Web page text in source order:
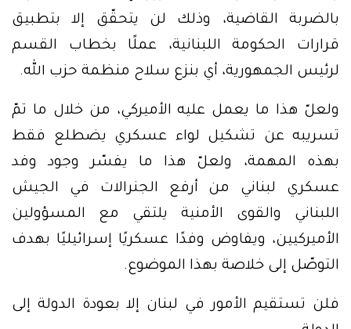
بالضربة القاضية، وذلك لن يتحقّق إلا بتطبيق
قرارات الحكومة اللبنانية، عملًا بخطاب القسم
لرئيس الجمهورية، أي بنزع سلاح منظمة حزب الله.
ولعلّ هذا ما يعمل عليه الأميركي، من خلال ما تمّ
تسريبه عن تشكيل لواء عسكري يضطلع فقط
بهذه المهمة، ولعلّ هذا ما يفسّر وجود وفد
عسكري لبناني من أرفع الجنرالات في الجيش
اللبناني والقوى الأمنية يلتقي مع المسؤولين
الأميركيين، ويفاوض وفدًا عسكريًا إسرائيليًا بهدف
التوصّل إلى خلاصة بهذا الموضوع.
فلن تستقيم الأمور في لبنان إلا بعودة الدولة إلى